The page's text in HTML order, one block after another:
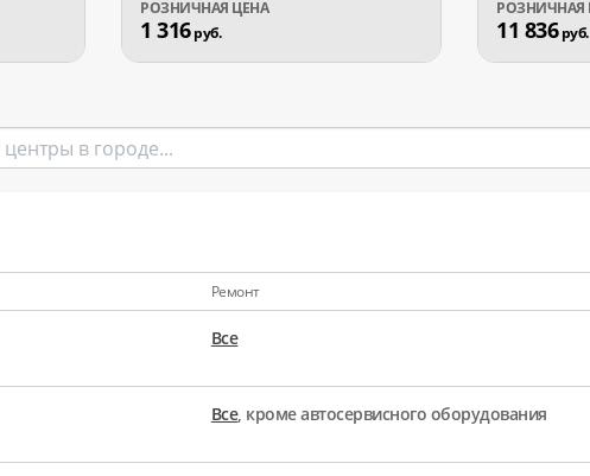
1 316руб. 11 836руб.
Ремонт
Все
Все, кроме автосервисного оборудования